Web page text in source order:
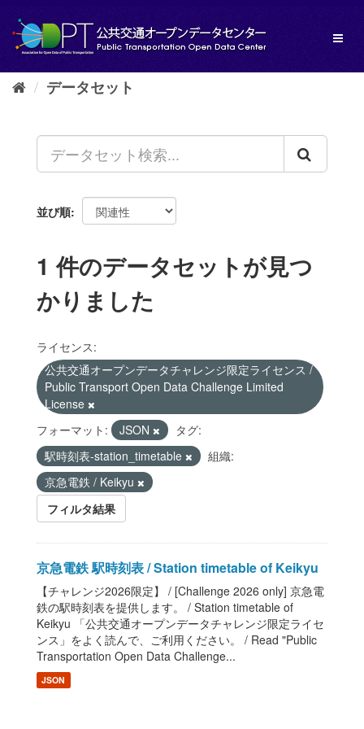
し
データセット
並び順
1 件のデータセットが見つ
かりました
ライセンス:
公共交通オープンデータチャレンジ限定ライセンス /
Public Transport Open Data Challenge Limited
License
フォーマット:
JSON
タグ:
駅時刻表-station_timetable
組織:
京急電鉄 / Keikyu
フィルタ結果
京急電鉄 駅時刻表 / Station timetable of Keikyu
【チャレンジ2026限定】 / [Challenge 2026 only] 京急電
鉄の駅時刻表を提供します。 / Station timetable of
Keikyu 「公共交通オープンデータチャレンジ限定ライセ
ンス」をよく読んで、ご利用ください。 / Read "Public
Transportation Open Data Challenge...
JSON